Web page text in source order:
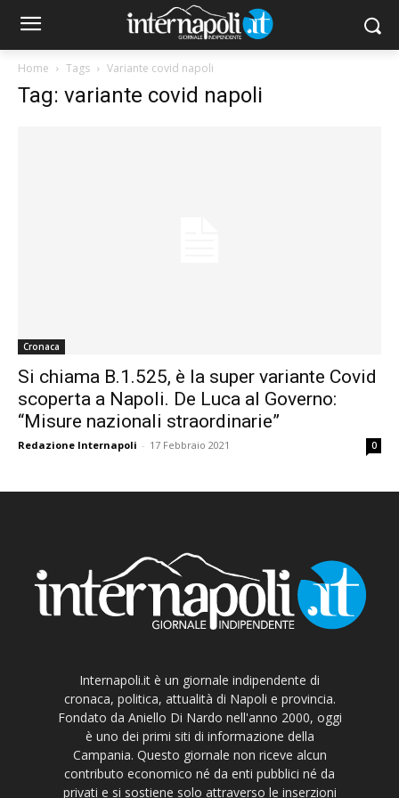
Home Tags Variante covid napoli
Tag: variante covid napoli
Cronaca
Si chiama B.1.525, è la super variante Covid
scoperta a Napoli. De Luca al Governo:
“Misure nazionali straordinarie”
Redazione Internapoli - 17 Febbraio 2021 0
Internapoli.it è un giornale indipendente di
cronaca, politica, attualità di Napoli e provincia.
Fondato da Aniello Di Nardo nell'anno 2000, oggi
è uno dei primi siti di informazione della
Campania. Questo giornale non riceve alcun
contributo economico né da enti pubblici né da
privati e si sostiene solo attraverso le inserzioni